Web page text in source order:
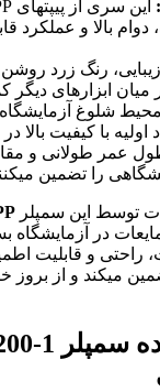
بالا و عملکرد
زیبایی، رنگ زرد
میان ابزارهای دیگر
شلوغ آزمایشگاه
اولیه با کیفیت
عمر طولانی و
را تضمین
توسط این سمپلر
در آزمایشگاه
راحتی و قابلیت
میکند و از بروز